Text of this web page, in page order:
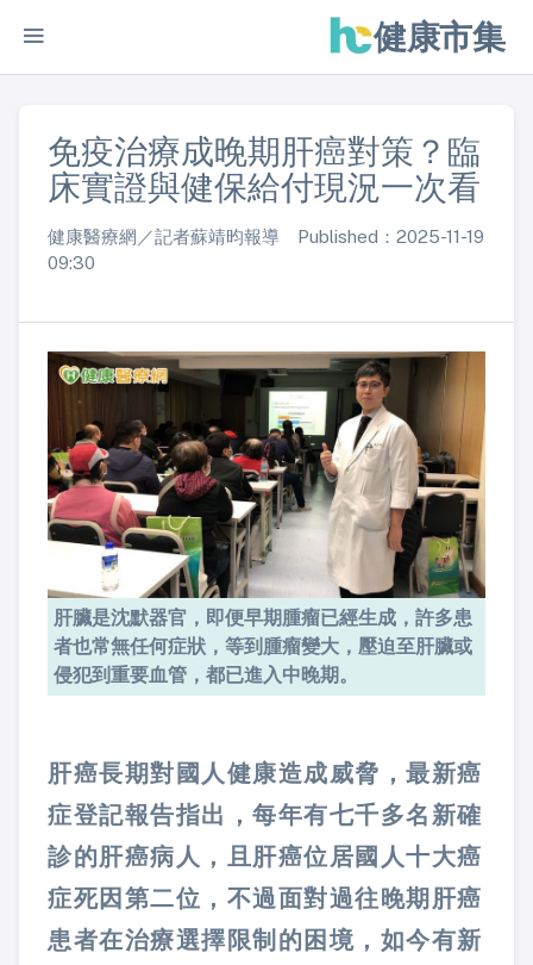
健康市集
免疫治療成晚期肝癌對策？臨
床實證與健保給付現況一次看
健康醫療網／記者蘇靖昀報導 Published：2025-11-19
09:30
肝臟是沈默器官，即便早期腫瘤已經生成，許多患
者也常無任何症狀，等到腫瘤變大，壓迫至肝臟或
侵犯到重要血管，都已進入中晚期。
肝癌長期對國人健康造成威脅，最新癌
症登記報告指出，每年有七千多名新確
診的肝癌病人，且肝癌位居國人十大癌
症死因第二位，不過面對過往晚期肝癌
患者在治療選擇限制的困境，如今有新